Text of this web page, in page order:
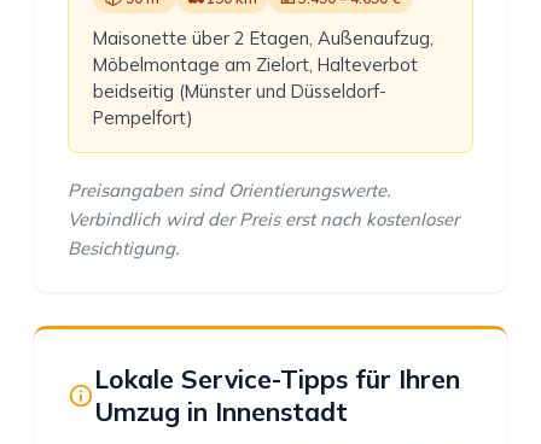
Maisonette über 2 Etagen, Außenaufzug,
Möbelmontage am Zielort, Halteverbot
beidseitig (Münster und Düsseldorf-
Pempelfort)
Preisangaben sind Orientierungswerte.
Verbindlich wird der Preis erst nach kostenloser
Besichtigung.
Lokale Service-Tipps für Ihren
Umzug in Innenstadt